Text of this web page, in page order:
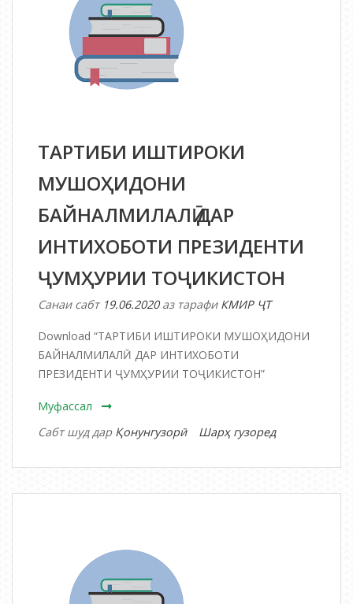
ТАРТИБИ ИШТИРОКИ
МУШОҲИДОНИ
БАЙНАЛМИЛАЛӢ ДАР
ИНТИХОБОТИ ПРЕЗИДЕНТИ
ҶУМҲУРИИ ТОҶИКИСТОН
Санаи сабт 19.06.2020аз тарафи КМИР ҶТ
Download “ТАРТИБИ ИШТИРОКИ МУШОҲИДОНИ
БАЙНАЛМИЛАЛӢ ДАР ИНТИХОБОТИ
ПРЕЗИДЕНТИ ҶУМҲУРИИ ТОҶИКИСТОН”
Муфассал
Сабт шуд дар Қонунгузорӣ Шарҳ гузореддар
ИШТИРОКИ